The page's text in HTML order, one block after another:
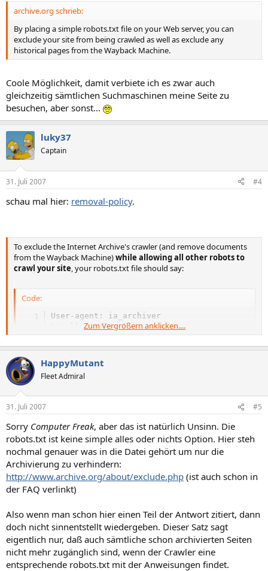
archive.org schrieb:
By placing a simple robots.txt file on your Web server, you can
exclude your site from being crawled as well as exclude any
historical pages from the Wayback Machine.
Coole Möglichkeit, damit verbiete ich es zwar auch
gleichzeitig sämtlichen Suchmaschinen meine Seite zu
besuchen, aber sonst...
luky37
Captain
31. Juli 2007 #4
schau mal hier: removal-policy.
To exclude the Internet Archive's crawler (and remove documents
from the Wayback Machine)while allowing all other robots to
crawl your site, your robots.txt file should say:
Code:
User-agent: ia_archiver
Disallow: /Zum Vergrößern anklicken....
HappyMutant
Fleet Admiral
31. Juli 2007 #5
Sorry Computer Freak, aber das ist natürlich Unsinn. Die
robots.txt ist keine simple alles oder nichts Option. Hier steh
nochmal genauer was in die Datei gehört um nur die
Archivierung zu verhindern:
http://www.archive.org/about/exclude.php (ist auch schon in
der FAQ verlinkt)
Also wenn man schon hier einen Teil der Antwort zitiert, dann
doch nicht sinnentstellt wiedergeben. Dieser Satz sagt
eigentlich nur, daß auch sämtliche schon archivierten Seiten
nicht mehr zugänglich sind, wenn der Crawler eine
entsprechende robots.txt mit der Anweisungen findet.